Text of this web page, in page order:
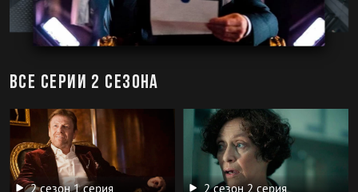
Все серии 2 сезона
2 сезон 1 серия 2 сезон 2 серия